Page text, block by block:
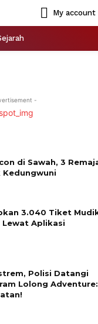
My account
-
di Sawah, 3
3.040 Tiket
Aplikasi
Polisi Datangi
Lolong Adventure: